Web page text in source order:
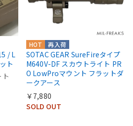
/ L
ト
ト
再入荷
HOT
SOTAC GEAR SureFireタイプ
M640V-DF スカウトライト PR
O LowProマウント フラットダ
ークアース
￥7,880
SOLD OUT